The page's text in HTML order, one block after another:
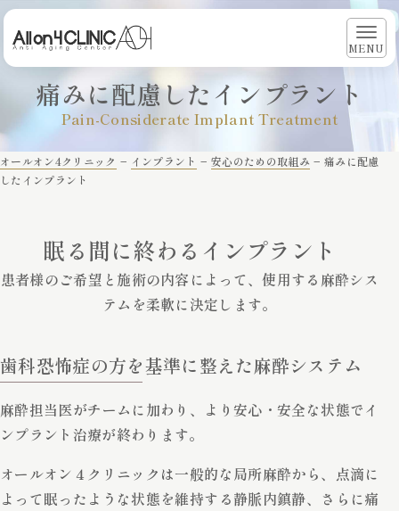
MENU
痛みに配慮したインプラント
Pain-Considerate Implant Treatment
オールオン4クリニック − インプラント − 安心のための取組み − 痛みに配慮
したインプラント
眠る間に終わるインプラント
患者様のご希望と施術の内容によって、使用する麻酔シス
テムを柔軟に決定します。
歯科恐怖症の方を基準に整えた麻酔システム
麻酔担当医がチームに加わり、より安心・安全な状態でイ
ンプラント治療が終わります。
オールオン４クリニックは一般的な局所麻酔から、点滴に
よって眠ったような状態を維持する静脈内鎮静、さらに痛